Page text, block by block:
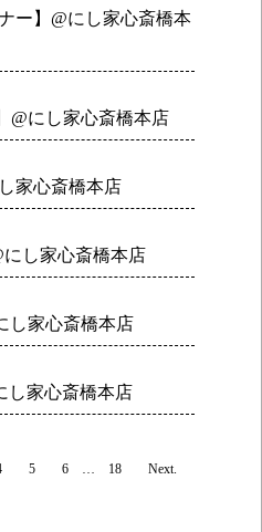
ー】@にし家心斎橋本
@にし家心斎橋本店
家心斎橋本店
にし家心斎橋本店
し家心斎橋本店
し家心斎橋本店
5 6 … 18 Next.